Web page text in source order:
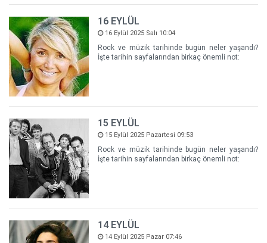
16 EYLÜL
16 Eylül 2025 Salı 10:04
Rock ve müzik tarihinde bugün neler yaşandı?
İşte tarihin sayfalarından birkaç önemli not:
15 EYLÜL
15 Eylül 2025 Pazartesi 09:53
Rock ve müzik tarihinde bugün neler yaşandı?
İşte tarihin sayfalarından birkaç önemli not:
14 EYLÜL
14 Eylül 2025 Pazar 07:46